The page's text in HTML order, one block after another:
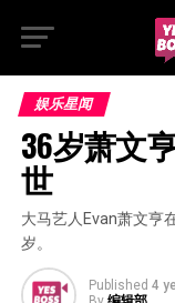
娱乐星闻
36岁萧文
世
大马艺人Evan萧文亨
岁。
Published 4